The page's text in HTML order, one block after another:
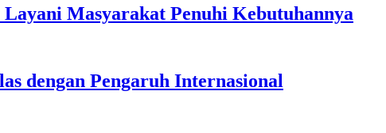
Masyarakat Penuhi Kebutuhannya
dengan Pengaruh Internasional